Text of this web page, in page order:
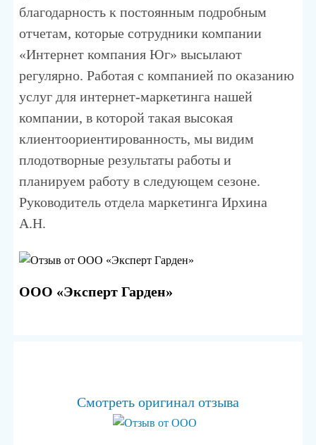
благодарность к постоянным подробным
отчетам, которые сотрудники компании
«Интернет компания Юг» высылают
регулярно. Работая с компанией по оказанию
услуг для интернет-маркетинга нашей
компании, в которой такая высокая
клиентоориентированность, мы видим
плодотворные результаты работы и
планируем работу в следующем сезоне.
Руководитель отдела маркетинга Ирхина
А.Н.
ООО «Эксперт Гарден»
Смотреть оригинал отзыва